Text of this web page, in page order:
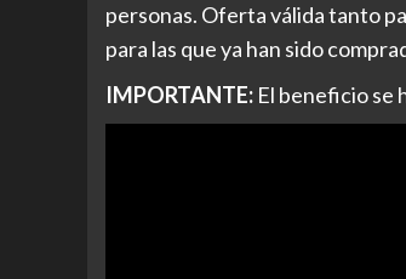
personas. Oferta válida tanto
para las que ya han sido
IMPORTANTE: El beneficio se